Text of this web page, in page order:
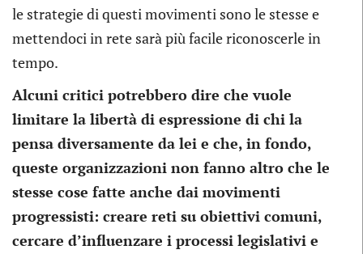
le strategie di questi movimenti sono le stesse e
mettendoci in rete sarà più facile riconoscerle in
tempo.
Alcuni critici potrebbero dire che vuole
limitare la libertà di espressione di chi la
pensa diversamente da lei e che, in fondo,
queste organizzazioni non fanno altro che le
stesse cose fatte anche dai movimenti
progressisti: creare reti su obiettivi comuni,
cercare d’influenzare i processi legislativi e